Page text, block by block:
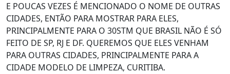
E POUCAS VEZES É MENCIONADO O NOME DE OUTRAS
CIDADES, ENTÃO PARA MOSTRAR PARA ELES,
PRINCIPALMENTE PARA O 30STM QUE BRASIL NÃO É SÓ
FEITO DE SP, RJ E DF. QUEREMOS QUE ELES VENHAM
PARA OUTRAS CIDADES, PRINCIPALMENTE PARA A
CIDADE MODELO DE LIMPEZA, CURITIBA.